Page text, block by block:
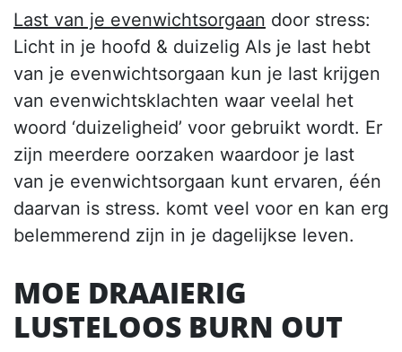
Last van je evenwichtsorgaan door stress:
Licht in je hoofd & duizelig Als je last hebt
van je evenwichtsorgaan kun je last krijgen
van evenwichtsklachten waar veelal het
woord ‘duizeligheid’ voor gebruikt wordt. Er
zijn meerdere oorzaken waardoor je last
van je evenwichtsorgaan kunt ervaren, één
daarvan is stress. komt veel voor en kan erg
belemmerend zijn in je dagelijkse leven.
MOE DRAAIERIG
LUSTELOOS BURN OUT